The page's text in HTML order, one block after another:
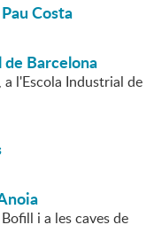
Costa
Barcelona
l'Escola Industrial de
i a les caves de